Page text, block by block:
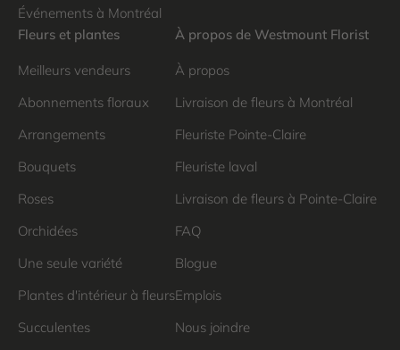
Événements à Montréal
Fleurs et plantes
Meilleurs vendeurs
Abonnements floraux
Arrangements
Bouquets
Roses
Orchidées
Une seule variété
Plantes d'intérieur à fleurs
Succulentes
À propos de Westmount Florist
À propos
Livraison de fleurs à Montréal
Fleuriste Pointe-Claire
Fleuriste laval
Livraison de fleurs à Pointe-Claire
FAQ
Blogue
Emplois
Nous joindre